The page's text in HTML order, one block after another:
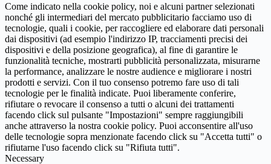
Come indicato nella cookie policy, noi e alcuni partner selezionati
nonché gli intermediari del mercato pubblicitario facciamo uso di
tecnologie, quali i cookie, per raccogliere ed elaborare dati personali
dai dispositivi (ad esempio l'indirizzo IP, tracciamenti precisi dei
dispositivi e della posizione geografica), al fine di garantire le
funzionalità tecniche, mostrarti pubblicità personalizzata, misurarne
la performance, analizzare le nostre audience e migliorare i nostri
prodotti e servizi. Con il tuo consenso potremo fare uso di tali
tecnologie per le finalità indicate. Puoi liberamente conferire,
rifiutare o revocare il consenso a tutti o alcuni dei trattamenti
facendo click sul pulsante "Impostazioni" sempre raggiungibili
anche attraverso la nostra cookie policy. Puoi acconsentire all'uso
delle tecnologie sopra menzionate facendo click su "Accetta tutti" o
rifiutarne l'uso facendo click su "Rifiuta tutti".
Necessary